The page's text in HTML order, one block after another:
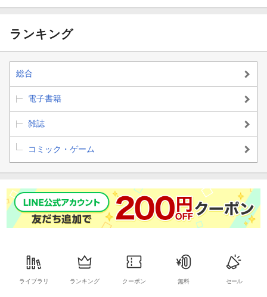
ランキング
総合
電子書籍
雑誌
コミック・ゲーム
ライブラリ ランキング クーポン 無料 セール